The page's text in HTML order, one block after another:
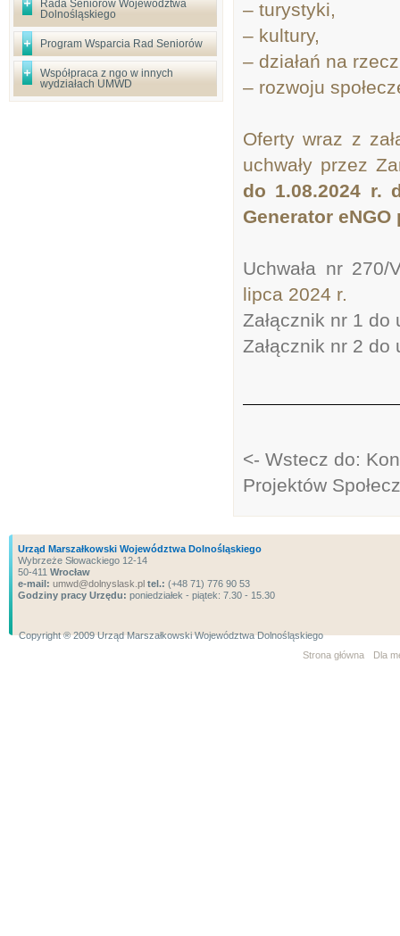
Rada Seniorów Województwa
Dolnośląskiego
Program Wsparcia Rad Seniorów
Współpraca z ngo w innych
wydziałach UMWD
– turystyki,
– kultury,
– działań na
– rozwoju
Oferty wraz z
uchwały przez
do 1.08.2024 r.
Generator
Uchwała nr
lipca 2024 r.
Załącznik nr 1 do
Załącznik nr 2 do
<- Wstecz do:
Projektów
Urząd Marszałkowski Województwa Dolnośląskiego
Wybrzeże Słowackiego 12-14
50-411 Wrocław
e-mail: umwd@dolnyslask.pl tel.: (+48 71) 776 90 53
Godziny pracy Urzędu: poniedziałek - piątek: 7.30 - 15.30
Copyright ® 2009 Urząd Marszałkowski Województwa Dolnośląskiego
Strona główna
Dla